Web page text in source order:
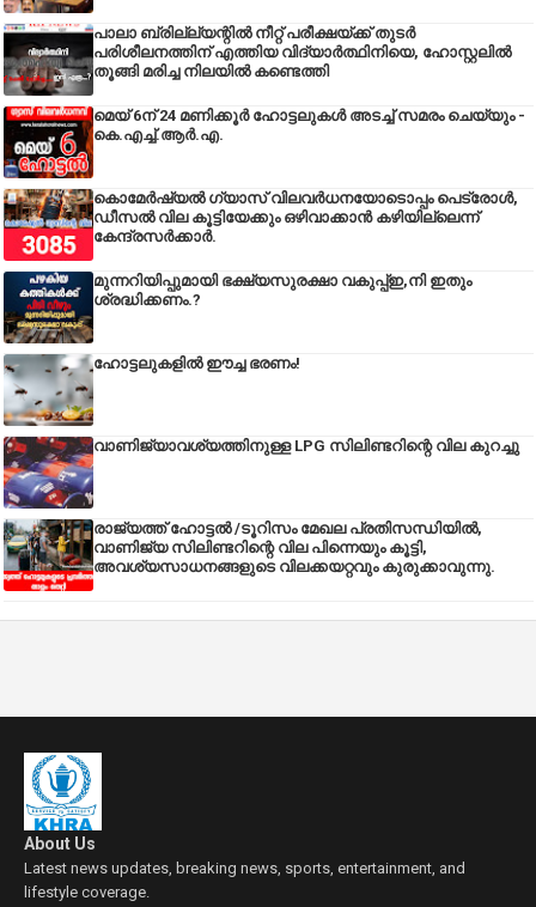
പാലാ ബ്രില്ല്യന്റിൽ നീറ്റ് പരീക്ഷയ്ക്ക് തുടർ
പരിശീലനത്തിന് എത്തിയ വിദ്യാർത്ഥിനിയെ, ഹോസ്റ്റലിൽ
തൂങ്ങി മരിച്ച നിലയിൽ കണ്ടെത്തി
മെയ് 6ന് 24 മണിക്കൂർ ഹോട്ടലുകൾ അടച്ച് സമരം ചെയ്യും -
കെ.എച്ച്.ആർ.എ.
കൊമേർഷ്യൽ ഗ്യാസ് വിലവർധനയോടൊപ്പം പെട്രോൾ,
ഡീസല്‍ വില കൂട്ടിയേക്കും ഒഴിവാക്കാന്‍ കഴിയില്ലെന്ന്
കേന്ദ്രസര്‍ക്കാര്‍.
മുന്നറിയിപ്പുമായി ഭക്ഷ്യസുരക്ഷാ വകുപ്പ്ഇ,നി ഇതും
ശ്രദ്ധിക്കണം.?
ഹോട്ടലുകളിൽ ഈച്ച ഭരണം!
വാണിജ്യാവശ്യത്തിനുള്ള LPG സിലിണ്ടറിന്റെ വില കുറച്ചു
രാജ്യത്ത് ഹോട്ടൽ /ടൂറിസം മേഖല പ്രതിസന്ധിയിൽ,
വാണിജ്യ സിലിണ്ടറിന്റെ വില പിന്നെയും കൂട്ടി,
അവശ്യസാധനങ്ങളുടെ വിലക്കയറ്റവും കുരുക്കാവുന്നു.
About Us
Latest news updates, breaking news, sports, entertainment, and
lifestyle coverage.